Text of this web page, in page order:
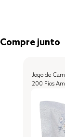
Compre junto
Jogo de
200 Fios